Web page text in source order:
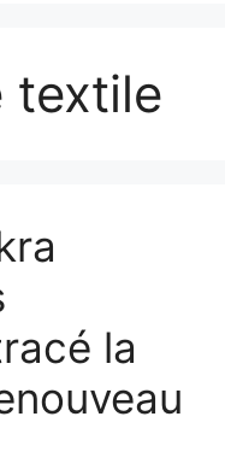
textile
la